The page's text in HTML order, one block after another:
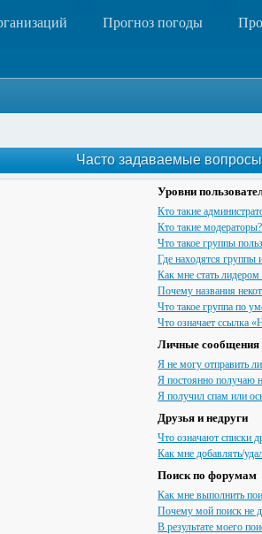
Прогноз погоды
Часто задаваемые вопросы
Уровни
Кто такие
Кто такие модераторы?
Что такое группы
Где находятся группы
Как мне стать
Почему названия
Что такое группа по
Что означает ссылка
Личные сообщения
Я не могу отправить
Я постоянно получаю
Я получил спам или
Друзья и недруги
Что означают списки
Как мне добавлять/
Поиск по форумам
Как мне выполнить
Почему мой поиск не
В результате моего